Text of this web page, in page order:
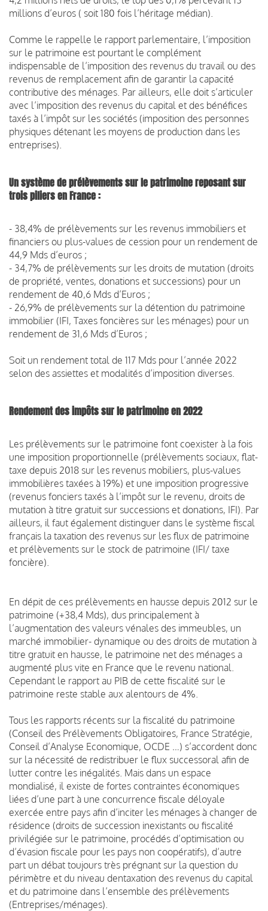
millions d’euros ( soit 180 fois l’héritage médian).
Comme le rappelle le rapport parlementaire, l’imposition
sur le patrimoine est pourtant le complément
indispensable de l’imposition des revenus du travail ou des
revenus de remplacement afin de garantir la capacité
contributive des ménages. Par ailleurs, elle doit s’articuler
avec l’imposition des revenus du capital et des bénéfices
taxés à l’impôt sur les sociétés (imposition des personnes
physiques détenant les moyens de production dans les
entreprises).
Un système de prélèvements sur le patrimoine reposant sur
trois piliers en France :
- 38,4% de prélèvements sur les revenus immobiliers et
financiers ou plus-values de cession pour un rendement de
44,9 Mds d’euros ;
- 34,7% de prélèvements sur les droits de mutation (droits
de propriété, ventes, donations et successions) pour un
rendement de 40,6 Mds d’Euros ;
- 26,9% de prélèvements sur la détention du patrimoine
immobilier (IFI, Taxes foncières sur les ménages) pour un
rendement de 31,6 Mds d’Euros ;
Soit un rendement total de 117 Mds pour l’année 2022
selon des assiettes et modalités d’imposition diverses.
Rendement des impôts sur le patrimoine en 2022
Les prélèvements sur le patrimoine font coexister à la fois
une imposition proportionnelle (prélèvements sociaux, flat-
taxe depuis 2018 sur les revenus mobiliers, plus-values
immobilières taxées à 19%) et une imposition progressive
(revenus fonciers taxés à l’impôt sur le revenu, droits de
mutation à titre gratuit sur successions et donations, IFI). Par
ailleurs, il faut également distinguer dans le système fiscal
français la taxation des revenus sur les flux de patrimoine
et prélèvements sur le stock de patrimoine (IFI/ taxe
foncière).
En dépit de ces prélèvements en hausse depuis 2012 sur le
patrimoine (+38,4 Mds), dus principalement à
l’augmentation des valeurs vénales des immeubles, un
marché immobilier- dynamique ou des droits de mutation à
titre gratuit en hausse, le patrimoine net des ménages a
augmenté plus vite en France que le revenu national.
Cependant le rapport au PIB de cette fiscalité sur le
patrimoine reste stable aux alentours de 4%.
Tous les rapports récents sur la fiscalité du patrimoine
(Conseil des Prélèvements Obligatoires, France Stratégie,
Conseil d’Analyse Economique, OCDE …) s’accordent donc
sur la nécessité de redistribuer le flux successoral afin de
lutter contre les inégalités. Mais dans un espace
mondialisé, il existe de fortes contraintes économiques
liées d’une part à une concurrence fiscale déloyale
exercée entre pays afin d’inciter les ménages à changer de
résidence (droits de succession inexistants ou fiscalité
privilégiée sur le patrimoine, procédés d’optimisation ou
d’évasion fiscale pour les pays non coopératifs), d’autre
part un débat toujours très prégnant sur la question du
périmètre et du niveau dentaxation des revenus du capital
et du patrimoine dans l’ensemble des prélèvements
(Entreprises/ménages).